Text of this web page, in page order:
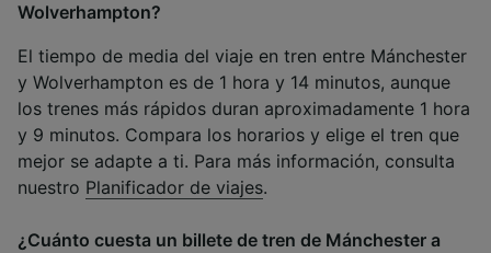
Wolverhampton?
El tiempo de media del viaje en tren entre Mánchester
y Wolverhampton es de 1 hora y 14 minutos, aunque
los trenes más rápidos duran aproximadamente 1 hora
y 9 minutos. Compara los horarios y elige el tren que
mejor se adapte a ti. Para más información, consulta
nuestro Planificador de viajes.
¿Cuánto cuesta un billete de tren de Mánchester a